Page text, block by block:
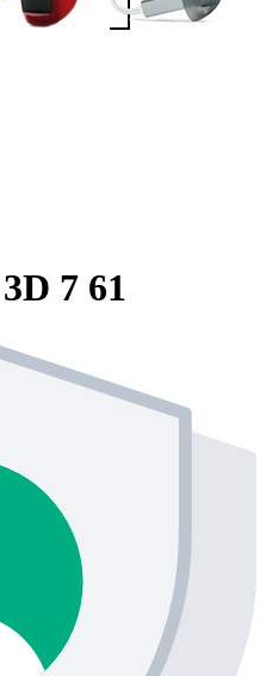
7 61